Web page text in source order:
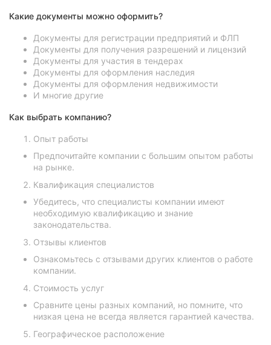
Какие документы можно оформить?
Документы для регистрации предприятий и ФЛП
Документы для получения разрешений и лицензий
Документы для участия в тендерах
Документы для оформления наследия
Документы для оформления недвижимости
И многие другие
Как выбрать компанию?
Опыт работы
Предпочитайте компании с большим опытом работы
на рынке.
Квалификация специалистов
Убедитесь, что специалисты компании имеют
необходимую квалификацию и знание
законодательства.
Отзывы клиентов
Ознакомьтесь с отзывами других клиентов о работе
компании.
Стоимость услуг
Сравните цены разных компаний, но помните, что
низкая цена не всегда является гарантией качества.
Географическое расположение